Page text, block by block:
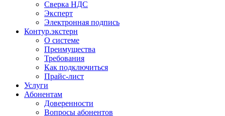
Сверка НДС
Эксперт
Электронная подпись
Контур.экстерн
О системе
Преимущества
Требования
Как подключиться
Прайс-лист
Услуги
Абонентам
Доверенности
Вопросы абонентов